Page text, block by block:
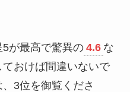
が最高で驚異の 4.6 な
おけば間違いないで
3位を御覧くださ